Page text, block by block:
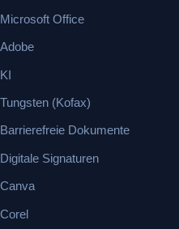
Microsoft Office
Adobe
KI
Tungsten (Kofax)
Barrierefreie Dokumente
Digitale Signaturen
Canva
Corel